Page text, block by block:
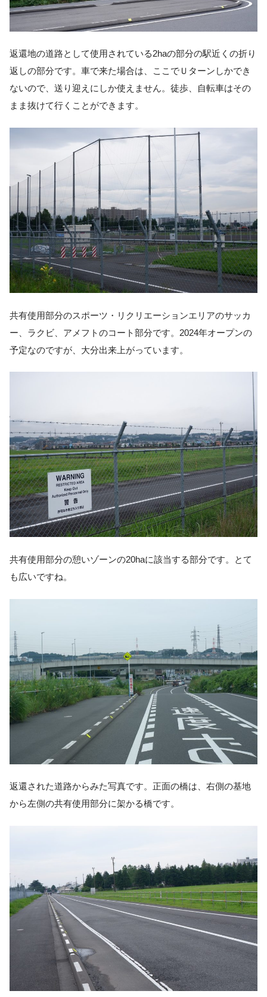
返還地の道路として使用されている2haの部分の駅近くの折り
返しの部分です。車で来た場合は、ここでＵターンしかでき
ないので、送り迎えにしか使えません。徒歩、自転車はその
まま抜けて行くことができます。
共有使用部分のスポーツ・リクリエーションエリアのサッカ
ー、ラクビ、アメフトのコート部分です。2024年オープンの
予定なのですが、大分出来上がっています。
共有使用部分の憩いゾーンの20haに該当する部分です。とて
も広いですね。
返還された道路からみた写真です。正面の橋は、右側の基地
から左側の共有使用部分に架かる橋です。